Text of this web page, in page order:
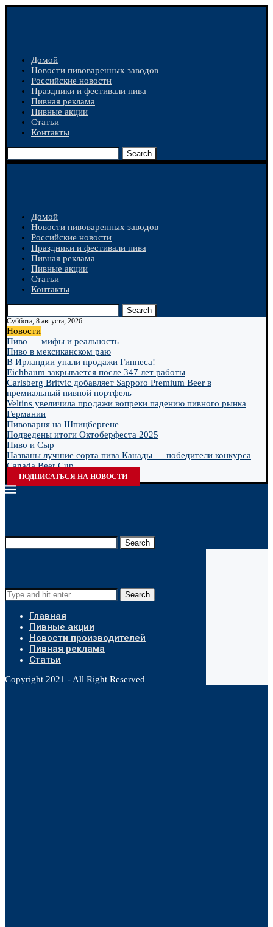
Домой
Новости пивоваренных заводов
Российские новости
Праздники и фестивали пива
Пивная реклама
Пивные акции
Статьи
Контакты
Search
Домой
Новости пивоваренных заводов
Российские новости
Праздники и фестивали пива
Пивная реклама
Пивные акции
Статьи
Контакты
Search
Суббота, 8 августа, 2026
Новости
Пиво — мифы и реальность
Пиво в мексиканском раю
В Ирландии упали продажи Гиннеса!
Eichbaum закрывается после 347 лет работы
Carlsberg Britvic добавляет Sapporo Premium Beer в
премиальный пивной портфель
Veltins увеличила продажи вопреки падению пивного рынка
Германии
Пивоварня на Шпицбергене
Подведены итоги Октоберфеста 2025
Пиво и Сыр
Названы лучшие сорта пива Канады — победители конкурса
Canada Beer Cup...
ПОДПИСАТЬСЯ НА НОВОСТИ
Search
Search
Главная
Пивные акции
Новости производителей
Пивная реклама
Статьи
Copyright 2021 - All Right Reserved